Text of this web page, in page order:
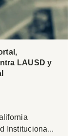
LAUSD y
Instituciona...